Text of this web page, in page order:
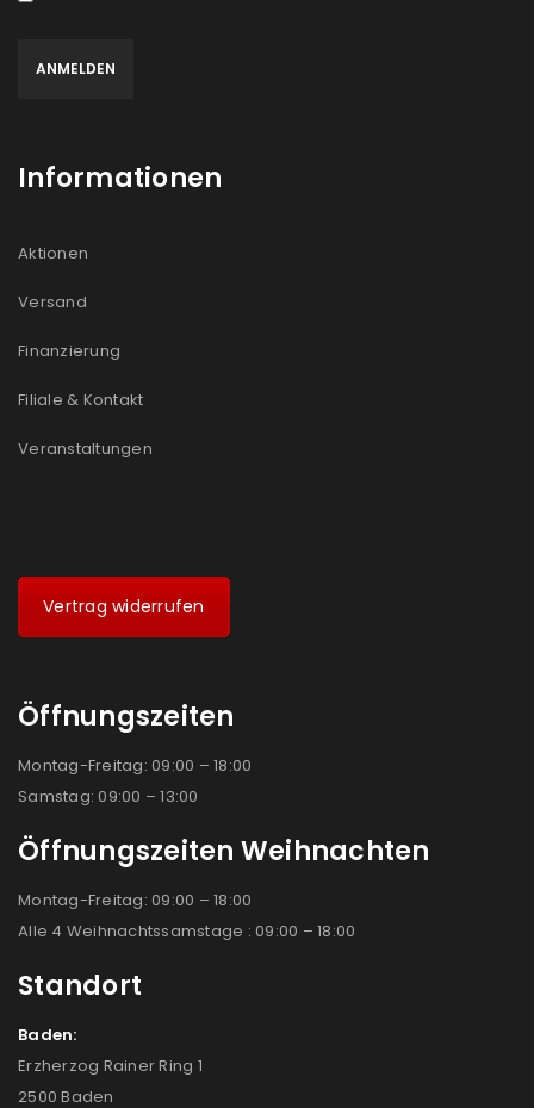
Informationen
Aktionen
Versand
Finanzierung
Filiale & Kontakt
Veranstaltungen
Vertrag widerrufen
Öffnungszeiten
Montag-Freitag: 09:00 – 18:00
Samstag: 09:00 – 13:00
Öffnungszeiten Weihnachten
Montag-Freitag: 09:00 – 18:00
Alle 4 Weihnachtssamstage : 09:00 – 18:00
Standort
Baden:
Erzherzog Rainer Ring 1
2500 Baden